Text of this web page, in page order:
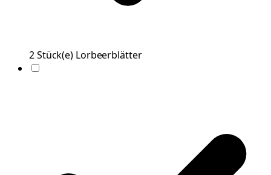
2Stück(e) Lorbeerblätter